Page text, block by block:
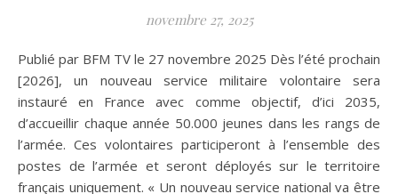
novembre 27, 2025
Publié par BFM TV le 27 novembre 2025 Dès l’été prochain
[2026], un nouveau service militaire volontaire sera
instauré en France avec comme objectif, d’ici 2035,
d’accueillir chaque année 50.000 jeunes dans les rangs de
l’armée. Ces volontaires participeront à l’ensemble des
postes de l’armée et seront déployés sur le territoire
français uniquement. « Un nouveau service national va être